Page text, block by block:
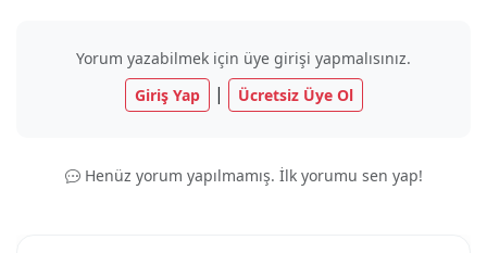
Yorum yazabilmek için üye girişi yapmalısınız.
Giriş Yap
| Ücretsiz Üye Ol
Henüz yorum yapılmamış. İlk yorumu sen yap!